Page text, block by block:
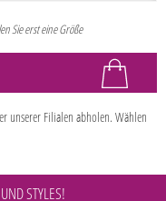
Sie erst eine Größe
unserer Filialen abholen. Wählen
STYLES!